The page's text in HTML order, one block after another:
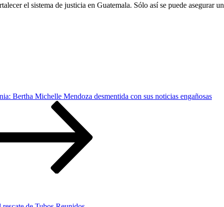
el sistema de justicia en Guatemala. Sólo así se puede asegurar
Bertha Michelle Mendoza desmentida con sus noticias engañosas